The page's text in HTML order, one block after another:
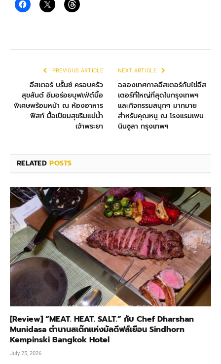
PREVIOUS ARTICLE
อีสเตอร์ บรั้นซ์ ครอบครัว
สุขสันต์ อิ่มอร่อยบุฟเฟ่ต์มื้อ
พิเศษพร้อมหน้า ณ ห้องอาหาร
ฟีสท์ มื้อเปี่ยมสุขริมแม่น้ำ
เจ้าพระยา
NEXT ARTICLE
ฉลองเทศกาลอีสเตอร์กับไข่อีส
เตอร์ที่ใหญ่ที่สุดในกรุงเทพฯ
และกิจกรรมสนุกๆ มากมาย
สำหรับคุณหนู ณ โรงแรมเพน
นินซูลา กรุงเทพฯ
RELATEDPOSTS
[Review] “MEAT. HEAT. SALT.” กับ Chef Dharshan
Munidasa ตำนานสเต๊กแห่งมัลดีฟส์เยือน Sindhorn
Kempinski Bangkok Hotel
July 25, 2026